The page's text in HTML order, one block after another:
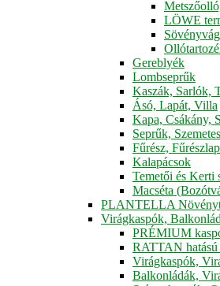
LÖWE
Gereblyék
Lombseprűk
Kaszák, Sarlók,
Ásó, Lapát, Villa
Kapa, Csákány,
Seprűk,
Fűrész, Fűrészlap
Kalapácsok
Temetői és Kerti
Macséta
PLANTELLA
Virágkaspók,
PRÉMIUM
RATTAN
Virágkaspók,
Balkonládák,